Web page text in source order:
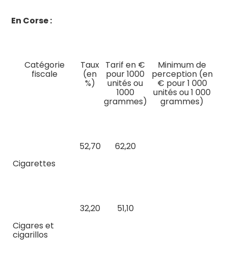
En Corse :
Catégorie
fiscale
Taux
(en
%)
Tarif en €
pour 1000
unités ou
1000
grammes)
Minimum de
perception (en
€ pour 1 000
unités ou 1 000
grammes)
Cigarettes
52,70 62,20
Cigares et
cigarillos
32,20 51,10